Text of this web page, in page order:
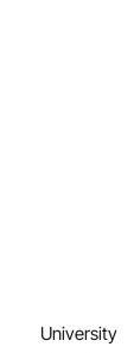
University